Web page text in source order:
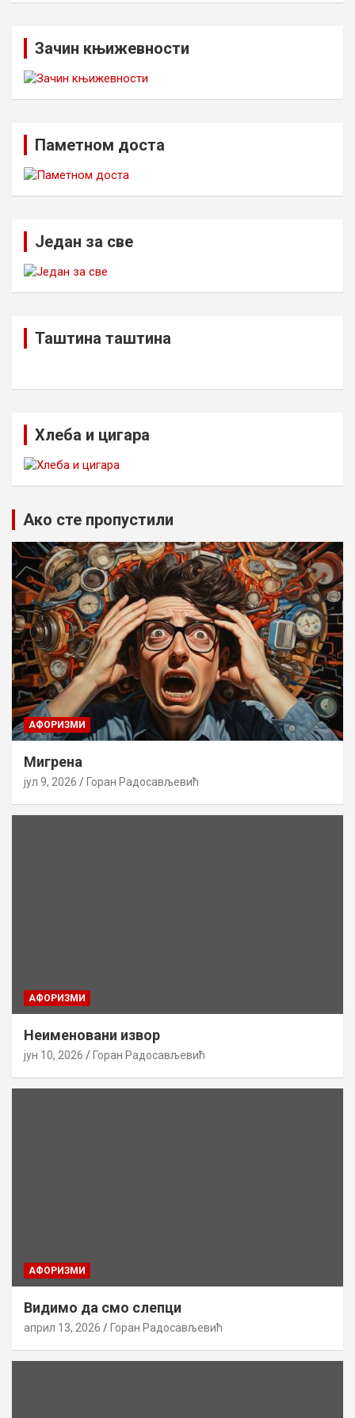
Зачин књижевности
Паметном доста
Један за све
Таштина таштина
Хлеба и цигара
Ако сте пропустили
AФОРИЗМИ
Мигрена
јул 9, 2026 Горан Радосављевић
AФОРИЗМИ
Неименовани извор
јун 10, 2026 Горан Радосављевић
AФОРИЗМИ
Видимо да смо слепци
април 13, 2026 Горан Радосављевић